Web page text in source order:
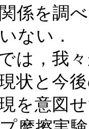
係を調
ない．
は，我
状と今
を意図